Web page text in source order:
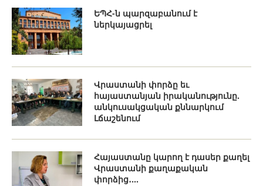
ԵՊՀ-ն պարզաբանում է
ներկայացրել
Վրաստանի փորձը եւ
հայաստանյան իրականությունը.
անկուսակցական քննարկում
Լճաշենում
Հայաստանը կարող է դասեր քաղել
Վրաստանի քաղաքական
փորձից․...